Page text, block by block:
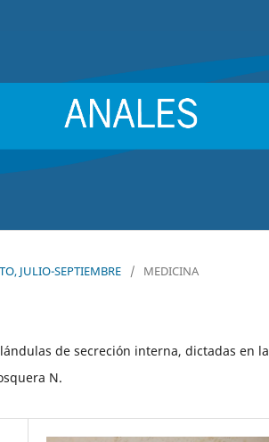
JULIO-SEPTIEMBRE / MEDICINA
de secreción interna, dictadas en la
N.